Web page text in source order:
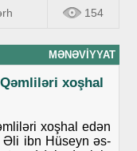
154
MƏNƏVIYYAT
xoşhal
xoşhal edən
Əli ibn Hüseyn əs-